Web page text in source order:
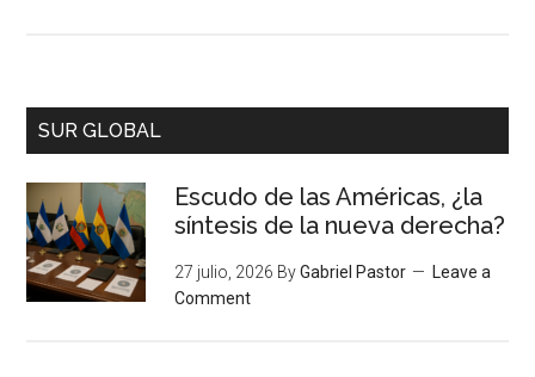
SUR GLOBAL
Escudo de las Américas, ¿la
síntesis de la nueva derecha?
27 julio, 2026 ByGabriel Pastor
Leave a
Comment